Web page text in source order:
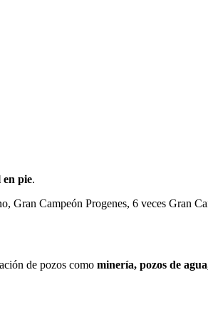
en pie.
Gran Campeón Progenes, 6 veces Gran
de pozos como minería, pozos de